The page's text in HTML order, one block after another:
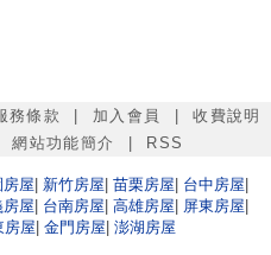
務條款 加入會員
收費說明
網站功能簡介 RSS
房屋 新竹房屋 苗栗房屋 台中房屋
房屋 台南房屋 高雄房屋 屏東房屋
房屋 金門 房屋 澎湖房屋